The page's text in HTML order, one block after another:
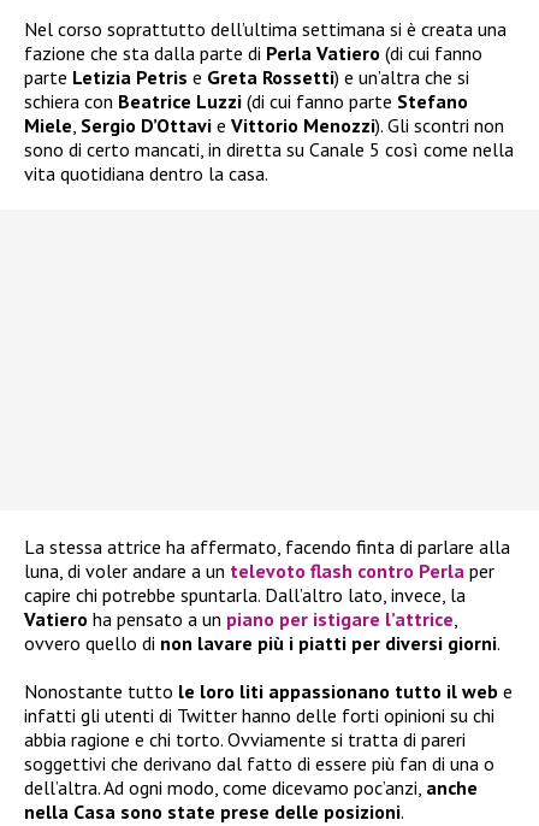
Nel corso soprattutto dell’ultima settimana si è creata una
fazione che sta dalla parte di Perla Vatiero (di cui fanno
parte Letizia Petris e Greta Rossetti) e un’altra che si
schiera con Beatrice Luzzi (di cui fanno parte Stefano
Miele, Sergio D’Ottavi e Vittorio Menozzi). Gli scontri non
sono di certo mancati, in diretta su Canale 5 così come nella
vita quotidiana dentro la casa.
La stessa attrice ha affermato, facendo finta di parlare alla
luna, di voler andare a un televoto flash contro Perla per
capire chi potrebbe spuntarla. Dall’altro lato, invece, la
Vatiero ha pensato a un piano per istigare l’attrice,
ovvero quello di non lavare più i piatti per diversi giorni.
Nonostante tutto le loro liti appassionano tutto il web e
infatti gli utenti di Twitter hanno delle forti opinioni su chi
abbia ragione e chi torto. Ovviamente si tratta di pareri
soggettivi che derivano dal fatto di essere più fan di una o
dell’altra. Ad ogni modo, come dicevamo poc’anzi, anche
nella Casa sono state prese delle posizioni.